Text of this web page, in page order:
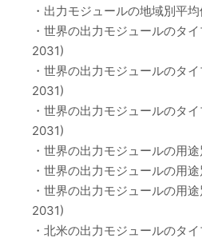
・出力モジュールの地域別平
・世界の出力モジュールのタ
2031)
・世界の出力モジュールのタ
2031)
・世界の出力モジュールのタ
2031)
・世界の出力モジュールの用
・世界の出力モジュールの用
・世界の出力モジュールの用
2031)
・北米の出力モジュールのタ